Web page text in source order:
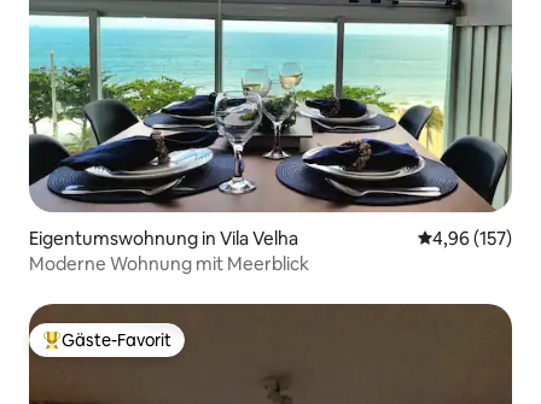
Eigentumswohnung in Vila Velha
4,96 (157)
Moderne Wohnung mit Meerblick
Beliebter Gäste-Favorit.
Gäste-Favorit